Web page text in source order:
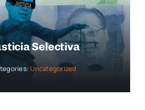
Selectiva
Uncategorized